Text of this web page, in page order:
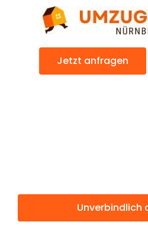
Jetzt anfragen
Unverbindlich